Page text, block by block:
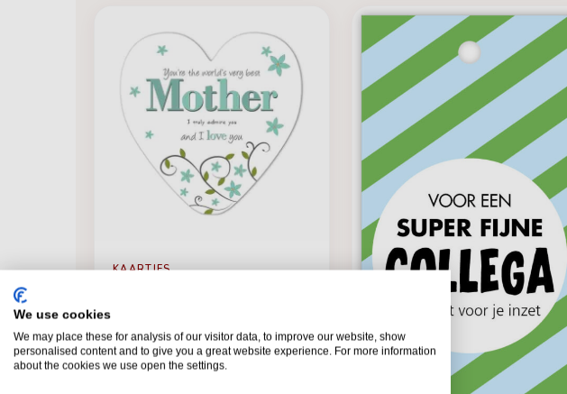
KAARTJES
We use cookies
We may place these for analysis of our visitor data, to improve our website, show
personalised content and to give you a great website experience. For more information
about the cookies we use open the settings.